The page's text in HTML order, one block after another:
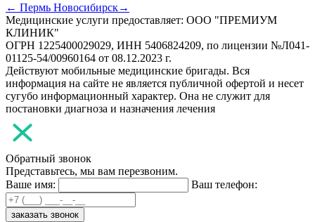
← Пермь Новосибирск→
Медицинские услуги предоставляет: ООО "ПРЕМИУМ
КЛИНИК"
ОГРН 1225400029029, ИНН 5406824209, по лицензии №Л041-
01125-54/00960164 от 08.12.2023 г.
Действуют мобильные медицинские бригады. Вся
информация на сайте не является публичной офертой и несет
сугубо информационный характер. Она не служит для
постановки диагноза и назначения лечения
Обратный звонок
Представьтесь, мы вам перезвоним.
Ваше имя:
Ваш телефон:
заказать звонок